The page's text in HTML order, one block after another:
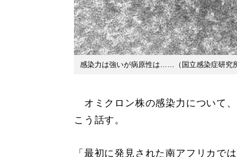
感染力は強いが病原性は……（国立感染症研究
オミクロン株の感染力について
こう話す。
「最初に発見された南アフリカで